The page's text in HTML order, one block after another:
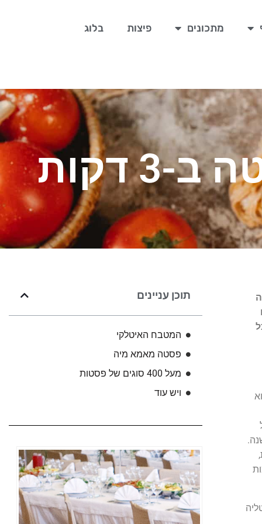
מתכונים פיצות בלוג
דקות
תוכן עניינים
המטבח האיטלקי
פסטה מאמא מיה
מעל 400 סוגים של פסטות
ויש עוד